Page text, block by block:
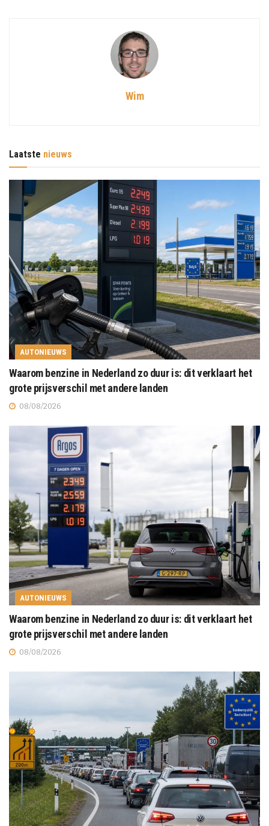
Wim
Laatste nieuws
AUTONIEUWS
Waarom benzine in Nederland zo duur is: dit verklaart het
grote prijsverschil met andere landen
08/08/2026
AUTONIEUWS
Waarom benzine in Nederland zo duur is: dit verklaart het
grote prijsverschil met andere landen
08/08/2026